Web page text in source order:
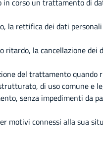
corso un trattamento di
rettifica dei dati
la cancellazione dei
del trattamento quando
di uso comune e
senza impedimenti da
motivi connessi alla sua